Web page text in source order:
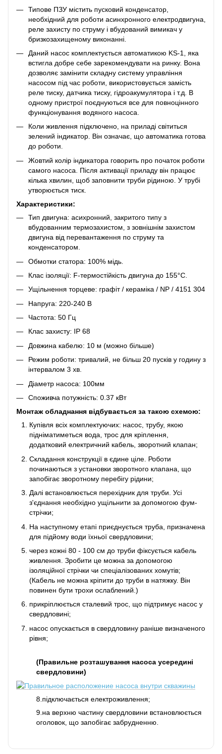
Типове ПЗУ містить пусковий конденсатор,
необхідний для роботи асинхронного електродвигуна,
реле захисту по струму і вбудований вимикач у
бризкозахищеному виконанні.
Даний насос комплектується автоматикою KS-1, яка
встигла добре себе зарекомендувати на ринку. Вона
дозволяє замінити складну систему управління
насосом під час роботи, використовується замість
реле тиску, датчика тиску, гідроакумулятора і т.д. В
одному пристрої поєднуються все для повноцінного
функціонування водяного насоса.
Коли живлення підключено, на приладі світиться
зелений індикатор. Він означає, що автоматика готова
до роботи.
Жовтий колір індикатора говорить про початок роботи
самого насоса. Після активації приладу він працює
кілька хвилин, щоб заповнити труби рідиною. У трубі
утворюється тиск.
Характеристики:
Тип двигуна: асихронний, закритого типу з
вбудованним термозахистом, з зовнішнім захистом
двигуна від перевантаження по струму та
конденсатором.
Обмотки статора: 100% мідь.
Клас ізоляції: F-термостійкість двигуна до 155°С.
Ущільнення торцеве: графіт / кераміка / NP / 4151 304
Напруга: 220-240 В
Частота: 50 Гц
Клас захисту: IP 68
Довжина кабелю: 10 м (можно більше)
Режим роботи: тривалий, не більш 20 пусків у годину з
інтервалом 3 хв.
Діаметр насоса: 100мм
Споживча потужність: 0.37 кВт
Монтаж обладнання відбувається за такою схемою:
Купівля всіх комплектуючих: насос, трубу, якою
підніматиметься вода, трос для кріплення,
додатковий електричний кабель, зворотний клапан;
Складання конструкції в єдине ціле. Роботи
починаються з установки зворотного клапана, що
запобігає зворотному перебігу рідини;
Далі встановлюється перехідник для труби. Усі
з'єднання необхідно ущільнити за допомогою фум-
стрічки;
На наступному етапі приєднується труба, призначена
для підйому води їхньої свердловини;
через кожні 80 - 100 см до труби фіксується кабель
живлення. Зробити це можна за допомогою
ізоляційної стрічки чи спеціалізованих хомутів;
(Кабель не можна кріпити до труби в натяжку. Він
повинен бути трохи ослаблений.)
прикріплюється сталевий трос, що підтримує насос у
свердловині;
насос опускається в свердловину раніше визначеного
рівня;
(Правильне розташування насоса усередині
свердловини)
8.підключається електроживлення;
9.на верхню частину свердловини встановлюється
оголовок, що запобігає забрудненню.